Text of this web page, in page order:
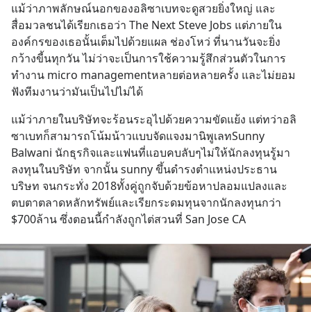
แม้ว่าภาพลักษณ์นอกของอลิซาเบทจะดูสวยยิ่งใหญ่ และ
สื่อมวลชนได้เรียกเธอว่า The Next Steve Jobs แต่ภายใน
องค์กรของเธอนั้นเต็มไปด้วยแผล ช่องโหว่ ที่นานวันจะยิ่ง
กว้างขี้นทุกวัน ไม่ว่าจะเป็นการใช้ความรู้สึกส่วนตัวในการ
ทำงาน micro managementหลายต่อหลายครั้ง และไม่ยอม
ฟังทีมงานว่ามันเป็นไปไม่ได้
แม้ว่าภายในบริษัทจะร้อนระอุไปด้วยความขัดแย้ง แต่ทว่าอลิ
ซาเบทก็สามารถโน้มน้าวแบบจัดแจงมานิพูเลทSunny
Balwani นักธุรกิจและแฟนที่แอบคบลับๆไม่ให้นักลงทุนรู้มา
ลงทุนในบริษัท จากนั้น sunny ขึ้นดำรงตำแหน่งประธาน
บริษท จนกระทั่ง 2018ทั้งคู่ถูกจับด้วยข้อหาปลอมแปลงและ
ตบตาตลาดหลักทรัพย์และเรียกระดมทุนจากนักลงทุนกว่า
$700ล้าน ซึ่งตอนนี้กำลังถูกไต่สวนที่ San Jose CA